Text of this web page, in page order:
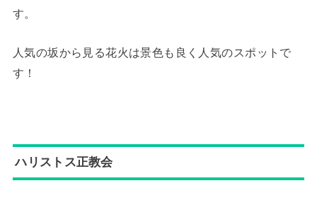
す。
人気の坂から見る花火は景色も良く人気のスポットで
す！
ハリストス正教会